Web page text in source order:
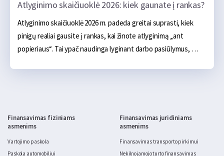
Atlyginimo skaičiuoklė 2026: kiek gaunate į rankas?
Atlyginimo skaičiuoklė 2026 m. padeda greitai suprasti, kiek
pinigų realiai gausite į rankas, kai žinote atlyginimą „ant
popieriaus“. Tai ypač naudinga lyginant darbo pasiūlymus,
Finansavimas fiziniams
asmenims
Vartojimo paskola
Paskola automobiliui
Finansavimas juridiniams
asmenims
Finansavimas transporto pirkimui
Nekilnojamojo turto finansavimas